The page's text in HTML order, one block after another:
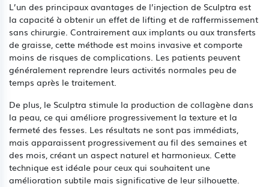
L’un des principaux avantages de l’injection de Sculptra est
la capacité à obtenir un effet de lifting et de raffermissement
sans chirurgie. Contrairement aux implants ou aux transferts
de graisse, cette méthode est moins invasive et comporte
moins de risques de complications. Les patients peuvent
généralement reprendre leurs activités normales peu de
temps après le traitement.
De plus, le Sculptra stimule la production de collagène dans
la peau, ce qui améliore progressivement la texture et la
fermeté des fesses. Les résultats ne sont pas immédiats,
mais apparaissent progressivement au fil des semaines et
des mois, créant un aspect naturel et harmonieux. Cette
technique est idéale pour ceux qui souhaitent une
amélioration subtile mais significative de leur silhouette.